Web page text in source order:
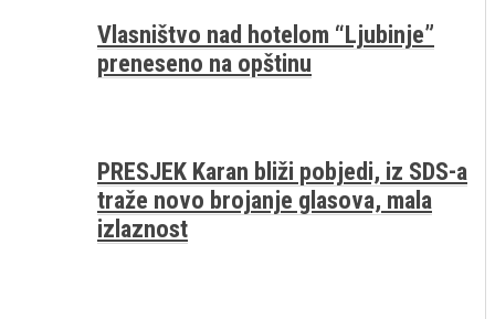
Vlasništvo nad hotelom “Ljubinje”
preneseno na opštinu
PRESJEK Karan bliži pobjedi, iz SDS-a
traže novo brojanje glasova, mala
izlaznost